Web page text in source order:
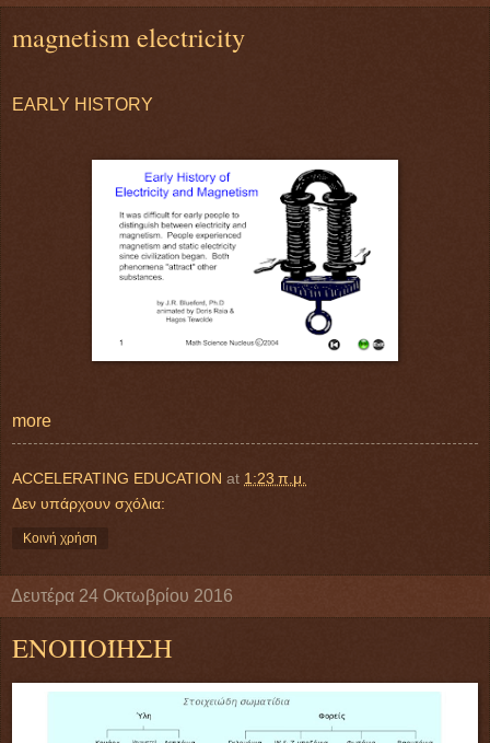
magnetism electricity
EARLY HISTORY
more
ACCELERATING EDUCATION at 1:23 π.μ.
Δεν υπάρχουν σχόλια:
Κοινή χρήση
Δευτέρα 24 Οκτωβρίου 2016
ΕΝΟΠΟΊΗΣΗ